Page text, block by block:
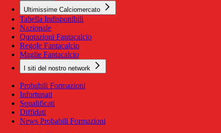
Ultimissime Calciomercato
Tabella Indisponibili
Nazionale
Quotazioni Fantacalcio
Regole Fantacalcio
Maglie Fantacalcio
I siti del nostro network
Probabili Formazioni
Infortunati
Squalificati
Diffidati
News Probabili Formazioni